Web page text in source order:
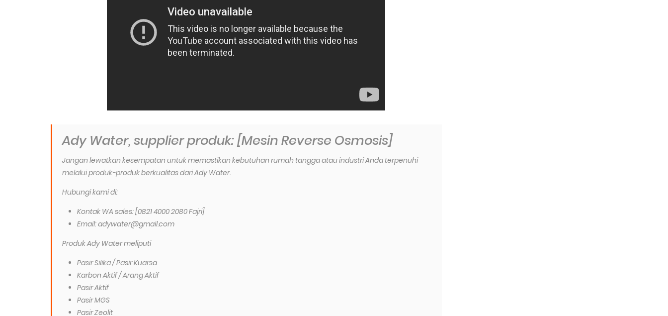
Ady Water, supplier produk: [Mesin Reverse Osmosis]
Jangan lewatkan kesempatan untuk memastikan kebutuhan rumah tangga atau industri Anda terpenuhi
melalui produk-produk berkualitas dari Ady Water.
Hubungi kami di:
Kontak WA sales: [0821 4000 2080 Fajri]
Email: adywater@gmail.com
Produk Ady Water meliputi
Pasir Silika / Pasir Kuarsa
Karbon Aktif / Arang Aktif
Pasir Aktif
Pasir MGS
Pasir Zeolit